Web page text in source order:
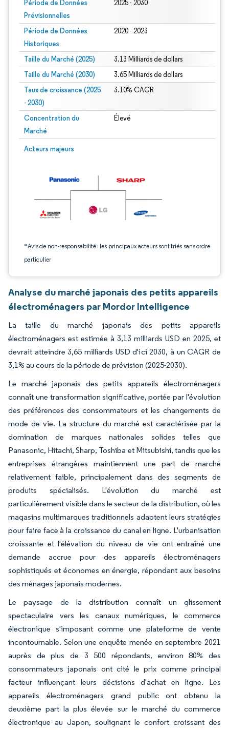
Période de Données
Prévisionnelles
2025 - 2030
Période de Données
Historiques
2020 - 2023
Taille du Marché (2025) 3.13 Milliards de dollars
Taille du Marché (2030) 3.65 Milliards de dollars
Taux de croissance (2025
- 2030)
3.10% CAGR
Concentration du
Marché
Élevé
Acteurs majeurs
*Avis de non-responsabilité : les principaux acteurs sont triés sans ordre
particulier
Image © Mordor Intelligence. La réutilisation nécessite une attribution sous CC
Analyse du marché japonais des petits appareils
électroménagers par Mordor Intelligence
La taille du marché japonais des petits appareils
électroménagers est estimée à 3,13 milliards USD en 2025, et
devrait atteindre 3,65 milliards USD d'ici 2030, à un CAGR de
3,1% au cours de la période de prévision (2025-2030).
Le marché japonais des petits appareils électroménagers
connaît une transformation significative, portée par l'évolution
des préférences des consommateurs et les changements de
mode de vie. La structure du marché est caractérisée par la
domination de marques nationales solides telles que
Panasonic, Hitachi, Sharp, Toshiba et Mitsubishi, tandis que les
entreprises étrangères maintiennent une part de marché
relativement faible, principalement dans des segments de
produits spécialisés. L'évolution du marché est
particulièrement visible dans le secteur de la distribution, où les
magasins multimarques traditionnels adaptent leurs stratégies
pour faire face à la croissance du canal en ligne. L'urbanisation
croissante et l'élévation du niveau de vie ont entraîné une
demande accrue pour des appareils électroménagers
sophistiqués et économes en énergie, répondant aux besoins
des ménages japonais modernes.
Le paysage de la distribution connaît un glissement
spectaculaire vers les canaux numériques, le commerce
électronique s'imposant comme une plateforme de vente
incontournable. Selon une enquête menée en septembre 2021
auprès de plus de 3 500 répondants, environ 80% des
consommateurs japonais ont cité le prix comme principal
facteur influençant leurs décisions d'achat en ligne. Les
appareils électroménagers grand public ont obtenu la
deuxième part la plus élevée sur le marché du commerce
électronique au Japon, soulignant le confort croissant des